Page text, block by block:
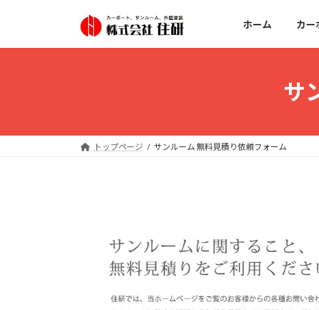
ッ
移
ホーム カー
サ
トップページ サンルーム 無料見積り依頼フォーム